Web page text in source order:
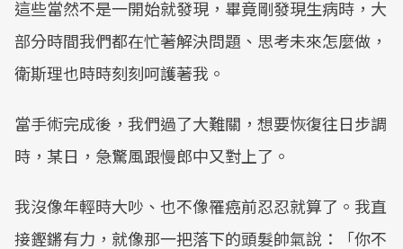
這些當然不是一開始就發現，畢竟剛發現生病時，大
部分時間我們都在忙著解決問題、思考未來怎麼做，
衛斯理也時時刻刻呵護著我。
當手術完成後，我們過了大難關，想要恢復往日步調
時，某日，急驚風跟慢郎中又對上了。
我沒像年輕時大吵、也不像罹癌前忍忍就算了。我直
接鏗鏘有力，就像那一把落下的頭髮帥氣說：「你不